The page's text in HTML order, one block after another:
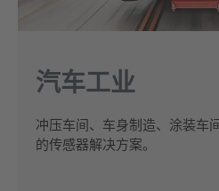
汽车工业
冲压车间、车身制造、涂装车
的传感器解决方案。